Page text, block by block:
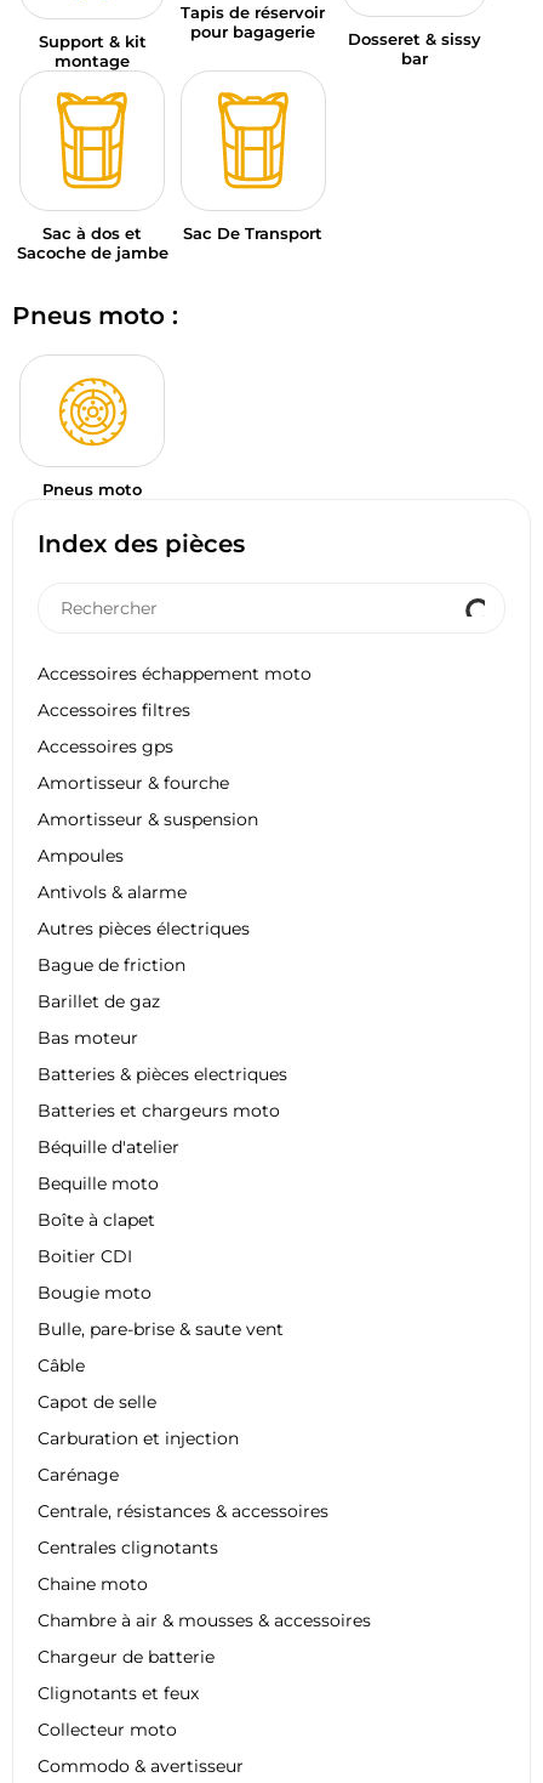
Index des pièces
Accessoires échappement moto
Accessoires filtres
Accessoires gps
Amortisseur & fourche
Amortisseur & suspension
Ampoules
Antivols & alarme
Autres pièces électriques
Bague de friction
Barillet de gaz
Bas moteur
Batteries & pièces electriques
Batteries et chargeurs moto
Béquille d'atelier
Bequille moto
Boîte à clapet
Boitier CDI
Bougie moto
Bulle, pare-brise & saute vent
Câble
Capot de selle
Carburation et injection
Carénage
Centrale, résistances & accessoires
Centrales clignotants
Chaine moto
Chambre à air & mousses & accessoires
Chargeur de batterie
Clignotants et feux
Collecteur moto
Commodo & avertisseur
Support & kit
montage
Tapis de réservoir
pour bagagerie
Dosseret & sissy
bar
Sac à dos et
Sacoche de jambe
Sac De Transport
Pneus moto :
Pneus moto